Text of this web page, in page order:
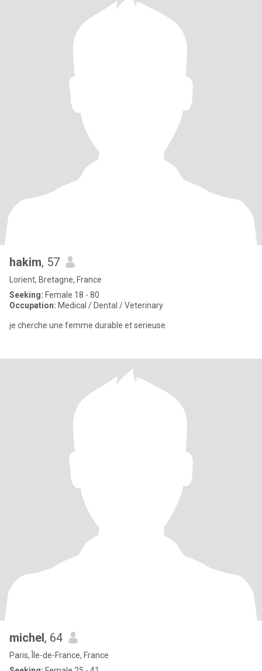
hakim, 57
Lorient, Bretagne, France
Seeking: Female 18 - 80
Occupation: Medical / Dental / Veterinary
je cherche une femme durable et serieuse
michel, 64
Paris, Île-de-France, France